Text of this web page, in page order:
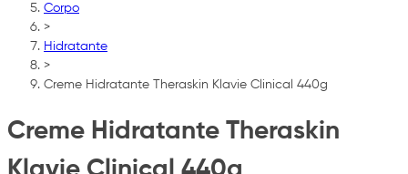
Corpo
>
Hidratante
>
Creme Hidratante Theraskin Klavie Clinical 440g
Creme Hidratante Theraskin